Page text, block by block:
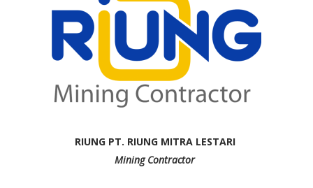
RIUNG PT. RIUNG MITRA LESTARI
Mining Contractor